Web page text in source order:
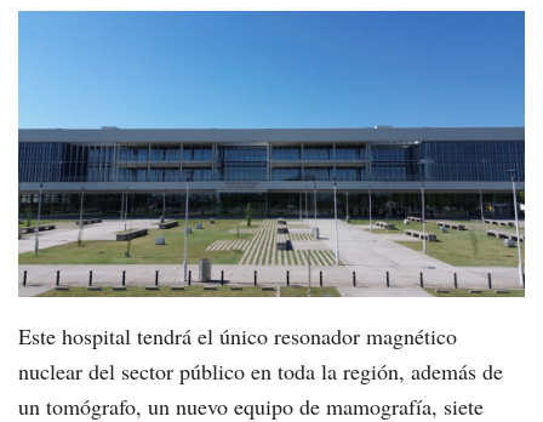
Este hospital tendrá el único resonador magnético
nuclear del sector público en toda la región, además de
un tomógrafo, un nuevo equipo de mamografía, siete